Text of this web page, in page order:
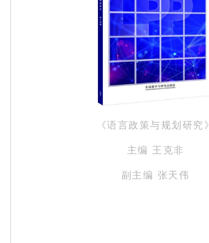
《语言政策与规划研究》
主编 王克非
副主编 张天伟